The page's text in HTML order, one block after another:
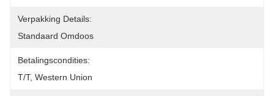
Verpakking Details:
Standaard Omdoos
Betalingscondities:
T/T, Western Union